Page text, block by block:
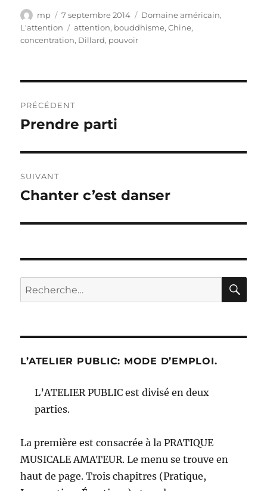
Auteur
mp
Publié
le
7 septembre 2014 Catégories
Domaine américain,
L'attention
Étiquettes
attention, bouddhisme,Chine,
concentration, Dillard, pouvoir
de
PRÉCÉDENT
Publication
Prendre parti
SUIVANT
Publication
Chanter c’est danser
Recherche
pour :
L’ATELIER PUBLIC: MODE D’EMPLOI.
L’ATELIER PUBLIC est divisé en deux
parties.
La première est consacrée à la PRATIQUE
MUSICALE AMATEUR. Le menu se trouve en
haut de page. Trois chapitres (Pratique,